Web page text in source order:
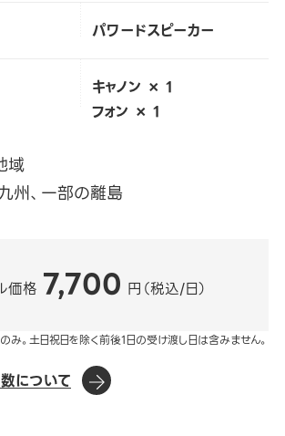
パワードスピーカー
キャノン × 1
フォン × 1
域
州、一部の離島
価格 7,700 円（税込/日）
。土日祝日を除く前後1日の受け渡し日は含みません。
について